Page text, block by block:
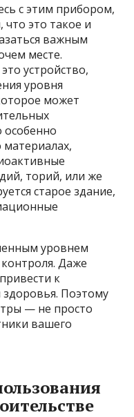
с этим прибором,
что это такое и
важным
месте.
устройство,
уровня
может
особенно
материалах,
торий, или же
старое здание,
уровнем
Даже
к
здоровья. Поэтому
— не просто
вашего